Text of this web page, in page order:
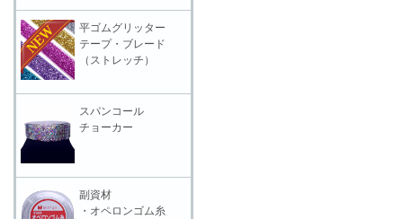
平ゴムグリッター
テープ・ブレード
（ストレッチ）
スパンコール
チョーカー
副資材
・オペロンゴム糸